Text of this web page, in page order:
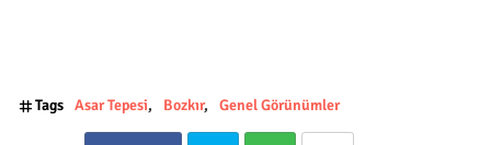
Tags Asar Tepesi Bozkır Genel Görünümler